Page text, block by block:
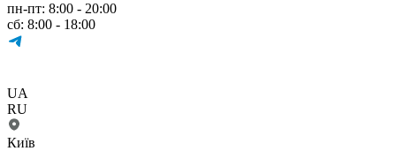
пн-пт: 8:00 - 20:00
сб: 8:00 - 18:00
UA
RU
Київ